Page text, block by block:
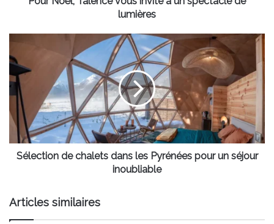
lumières
chalets
dans
les
Pyrénées
pour
un
séjour
inoubliable
Sélection de chalets dans les Pyrénées pour un séjour
inoubliable
Articles similaires